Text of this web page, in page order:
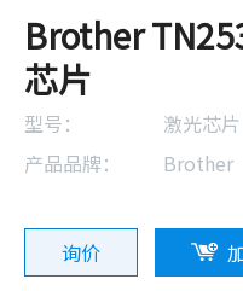
Brother
芯片
型号：
激光芯片
产品品牌：
Brother
询价